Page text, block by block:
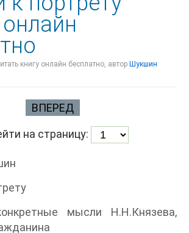
книгу онлайн бесплатно, автор Шукшин
ВПЕРЕД
на страницу:
мысли Н.Н.Князева,